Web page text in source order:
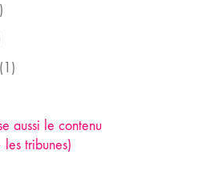
aussi le contenu
tribunes)